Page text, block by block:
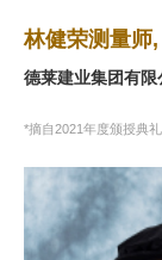
林健荣测量师
德莱建业集团有
*摘自2021年度颁授典礼